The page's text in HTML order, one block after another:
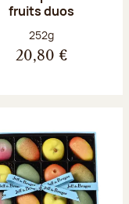
fruits duos
Poids net :
252g
20,80 €